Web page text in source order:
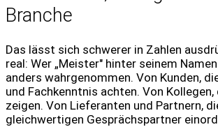
Branche
Das lässt sich schwerer in Zahlen
real: Wer „Meister" hinter seinem
anders wahrgenommen. Von Kunden,
und Fachkenntnis achten. Von Kollegen,
zeigen. Von Lieferanten und Partnern,
gleichwertigen Gesprächspartner